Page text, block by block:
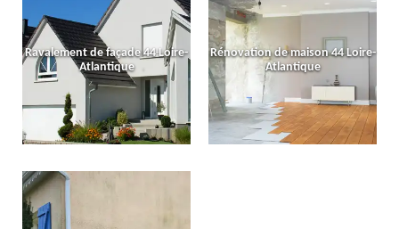
Ravalement de façade 44 Loire-
Atlantique
Rénovation de maison 44 Loire-
Atlantique